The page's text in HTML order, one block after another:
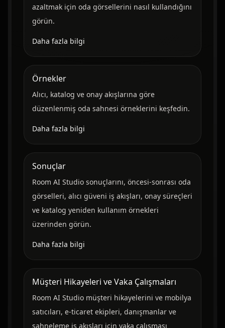
azaltmak için oda görsellerini nasıl kullandığını
görün.
Daha fazla bilgi
Örnekler
Alıcı, katalog ve onay akışlarına göre
düzenlenmiş oda sahnesi örneklerini keşfedin.
Daha fazla bilgi
Sonuçlar
Room AI Studio sonuçlarını, öncesi-sonrası oda
görselleri, alıcı güveni iş akışları, onay süreçleri
ve katalog yeniden kullanım örnekleri
üzerinden görün.
Daha fazla bilgi
Müşteri Hikayeleri ve Vaka Çalışmaları
Room AI Studio müşteri hikayelerini ve mobilya
satıcıları, e-ticaret ekipleri, danışmanlar ve
sahneleme iş akışları için vaka çalışması